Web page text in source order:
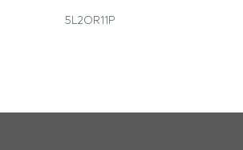
5L2OR11P